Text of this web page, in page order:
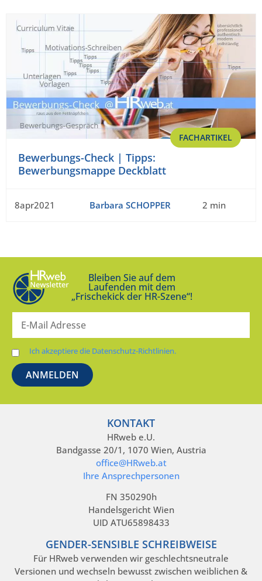
FACHARTIKEL
Bewerbungs-Check | Tipps:
Bewerbungsmappe Deckblatt
8apr2021 Barbara SCHOPPER 2 min
Bleiben Sie auf dem
Laufenden mit dem
„Frischekick der HR-Szene“!
Ich akzeptiere die Datenschutz-Richtlinien.
KONTAKT
HRweb e.U.
Bandgasse 20/1, 1070 Wien, Austria
office@HRweb.at
Ihre Ansprechpersonen
FN 350290h
Handelsgericht Wien
UID ATU65898433
GENDER-SENSIBLE SCHREIBWEISE
Für HRweb verwenden wir geschlechtsneutrale
Versionen und wechseln bewusst zwischen weiblichen &